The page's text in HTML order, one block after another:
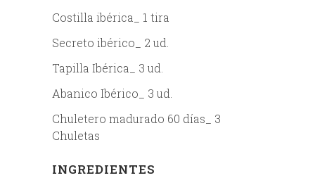
Costilla ibérica_ 1 tira
Secreto ibérico_ 2 ud.
Tapilla Ibérica_ 3 ud.
Abanico Ibérico_ 3 ud.
Chuletero madurado 60 días_ 3
Chuletas
INGREDIENTES